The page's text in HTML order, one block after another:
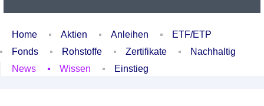
Home Aktien Anleihen
ETF/ETP
Fonds
Rohstoffe Zertifikate
Nachhaltig
News
Wissen Einstieg